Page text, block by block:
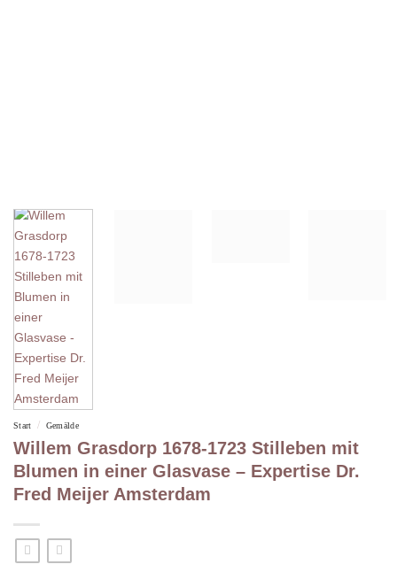
Start / Gemälde
Willem Grasdorp 1678-1723 Stilleben mit
Blumen in einer Glasvase – Expertise Dr.
Fred Meijer Amsterdam